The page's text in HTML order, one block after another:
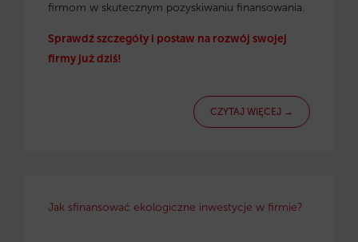
firmom w skutecznym pozyskiwaniu finansowania.
Sprawdź szczegóły i postaw na rozwój swojej
firmy już dziś!
CZYTAJ WIĘCEJ →
Jak sfinansować ekologiczne inwestycje w firmie?